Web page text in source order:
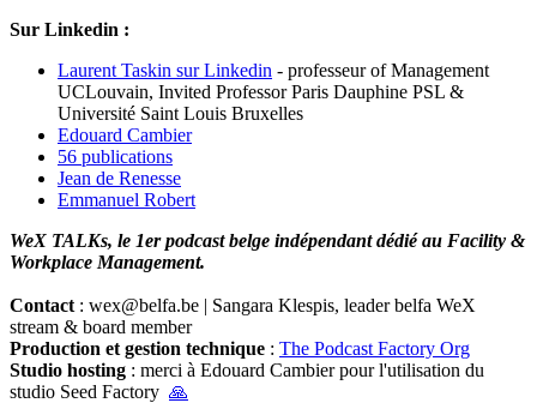
Sur Linkedin :
Laurent Taskin sur Linkedin - professeur of Management
UCLouvain, Invited Professor Paris Dauphine PSL &
Université Saint Louis Bruxelles
Edouard Cambier
56 publications
Jean de Renesse
Emmanuel Robert
WeX TALKs, le 1er podcast belge indépendant dédié au Facility &
Workplace Management.
Contact : wex@belfa.be | Sangara Klespis, leader belfa WeX
stream & board member
Production et gestion technique : The Podcast Factory Org
Studio hosting : merci à Edouard Cambier pour l'utilisation du
studio Seed Factory 🙏